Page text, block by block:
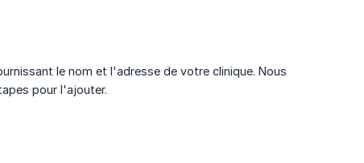
le nom et l'adresse de votre clinique. Nous
pour l'ajouter.